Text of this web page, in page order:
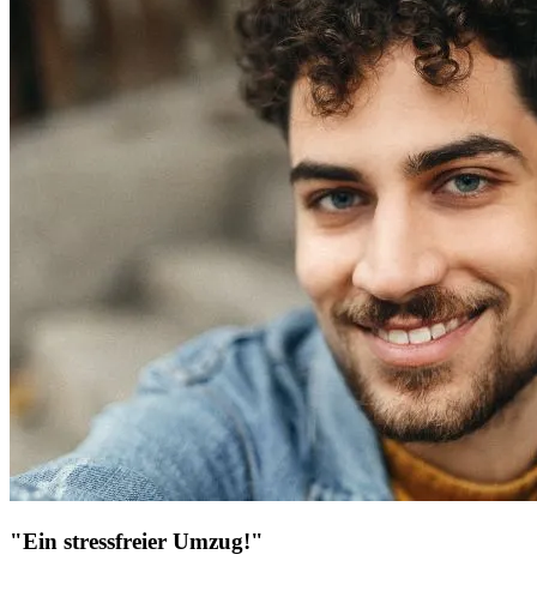
"Ein stressfreier Umzug!"